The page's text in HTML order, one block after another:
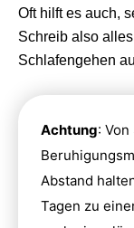
Oft hilft es auch,
Schreib also
Schlafengehen
Achtung:
Abstand
Tagen zu